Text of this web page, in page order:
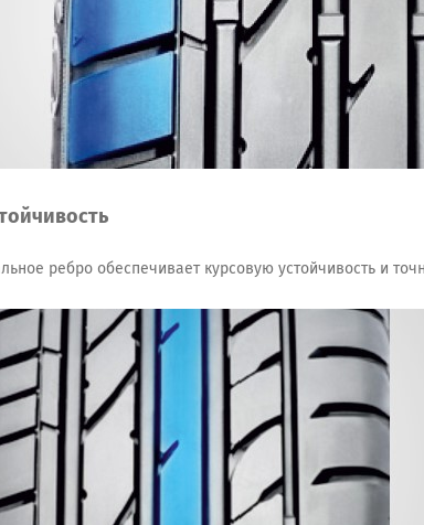
ребро обеспечивает курсовую устойчивость и